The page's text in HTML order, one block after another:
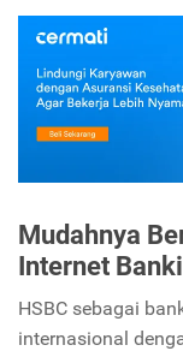
Mudahnya
Internet
HSBC sebagai
internasional